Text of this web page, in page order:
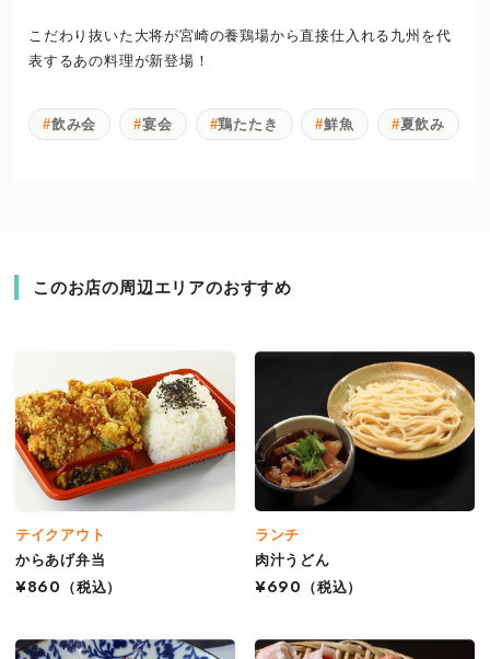
こだわり抜いた大将が宮崎の養鶏場から直接仕入れる九州を代
表するあの料理が新登場！
飲み会 宴会 鶏たたき 鮮魚 夏飲み
このお店の周辺エリアのおすすめ
テイクアウト
からあげ弁当
¥860
（税込）
ランチ
肉汁うどん
¥690
（税込）